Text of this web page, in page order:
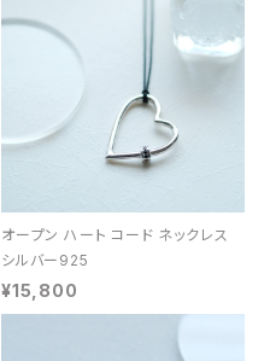
オープン ハート コード ネックレス
シルバー925
¥15,800